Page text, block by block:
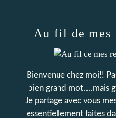
Au fil de mes
Bienvenue chez moi!!
bien grand mot.....mais
Je partage avec vous
essentiellement faites